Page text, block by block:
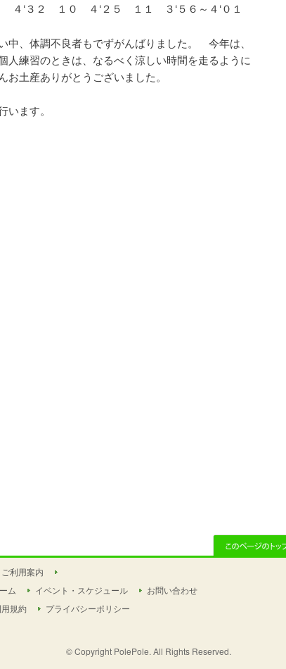
‘３２ １０ ４‘２５ １１ ３‘５６～４‘０１
、体調不良者もでずがんばりました。 今年は、
人練習のときは、なるべく涼しい時間を走るように
土産ありがとうございました。
ます。
ご利用案内
ム イベント・スケジュール
お問い合わせ
規約 プライバシーポリシー
© Copyright PolePole. All Rights Reserved.